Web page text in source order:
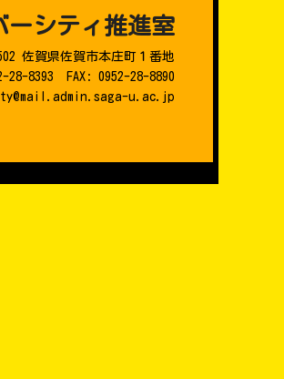
ーシティ推進室
佐賀県佐賀市本庄町１番地
28-8393 FAX: 0952-28-8890
u.ac.jp